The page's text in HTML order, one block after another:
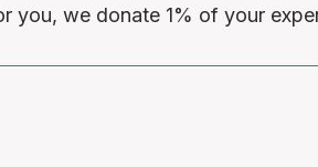
you, we donate 1% of your